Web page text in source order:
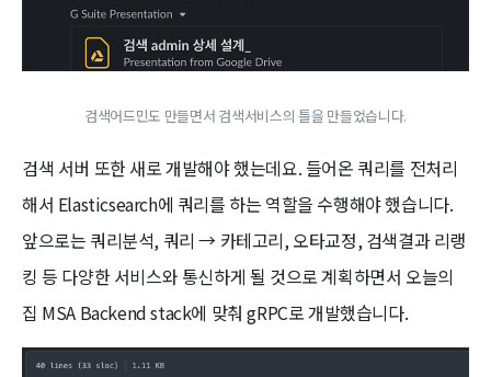
검색어드민도 만들면서 검색서비스의 틀을 만들었습니다.
검색 서버 또한 새로 개발해야 했는데요. 들어온 쿼리를 전처리
해서 Elasticsearch에 쿼리를 하는 역할을 수행해야 했습니다.
앞으로는 쿼리분석, 쿼리 → 카테고리, 오타교정, 검색결과 리랭
킹 등 다양한 서비스와 통신하게 될 것으로 계획하면서 오늘의
집 MSA Backend stack에 맞춰 gRPC로 개발했습니다.